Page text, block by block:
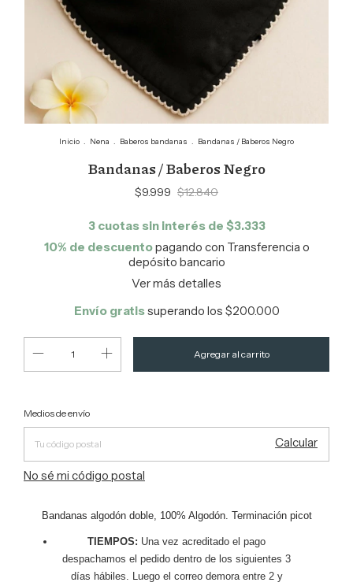
Inicio . Nena . Baberos bandanas . Bandanas / Baberos Negro
Bandanas / Baberos Negro
$9.999 $12.840
3 cuotas sin interés de $3.333
10% de descuentopagando con Transferencia o
depósito bancario
Ver más detalles
Envío gratissuperando los $200.000
Entregas para el CP:
Medios de envío
Calcular
No sé mi código postal
Bandanas algodón doble, 100% Algodón. Terminación picot
TIEMPOS: Una vez acreditado el pago
despachamos el pedido dentro de los siguientes 3
días hábiles. Luego el correo demora entre 2 y